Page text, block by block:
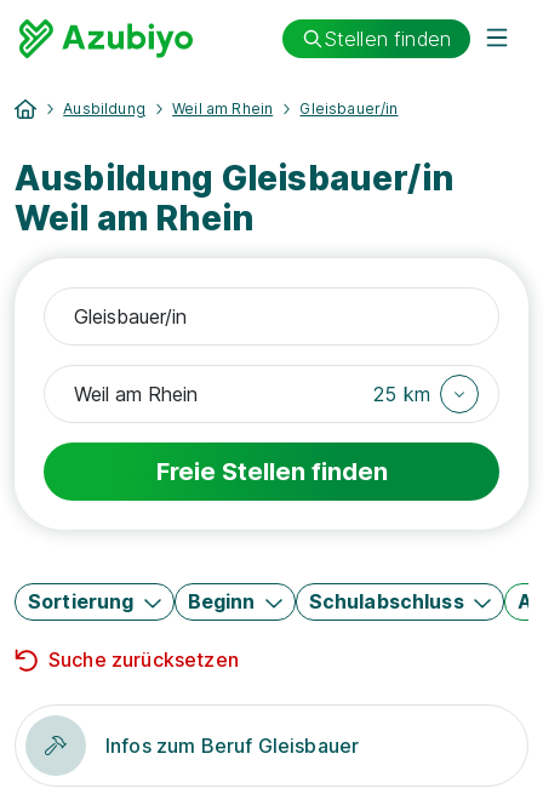
Stellen finden
Ausbildung Weil am Rhein Gleisbauer/in
Ausbildung Gleisbauer/in
Weil am Rhein
25 km
Freie Stellen finden
Sortierung Beginn Schulabschluss
Suche zurücksetzen
Infos zum Beruf Gleisbauer